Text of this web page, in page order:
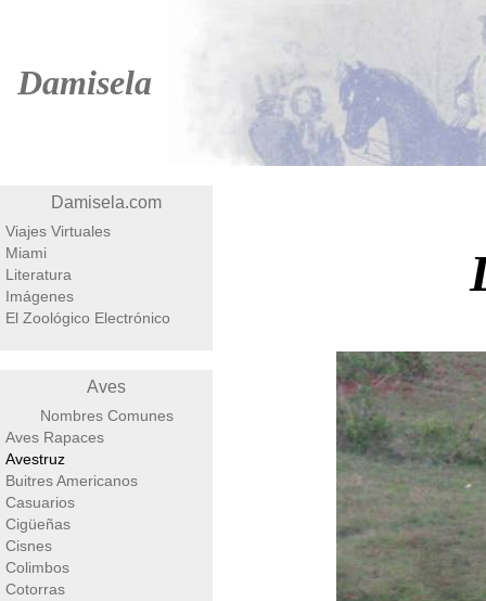
Damisela
Damisela.com
Viajes Virtuales
Miami
Literatura
Imágenes
El Zoológico Electrónico
Aves
Nombres Comunes
Aves Rapaces
Avestruz
Buitres Americanos
Casuarios
Cigüeñas
Cisnes
Colimbos
Cotorras